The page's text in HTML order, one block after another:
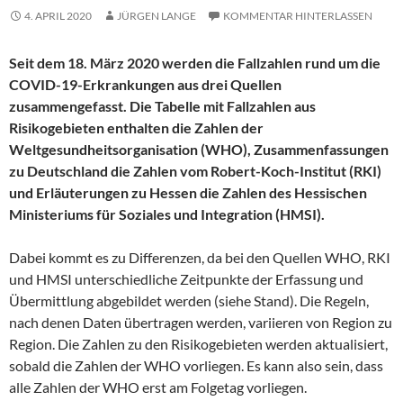
4. APRIL 2020 JÜRGEN LANGE KOMMENTAR HINTERLASSEN
Seit dem 18. März 2020 werden die Fallzahlen rund um die
COVID-19-Erkrankungen aus drei Quellen
zusammengefasst. Die Tabelle mit Fallzahlen aus
Risikogebieten enthalten die Zahlen der
Weltgesundheitsorganisation (WHO), Zusammenfassungen
zu Deutschland die Zahlen vom Robert-Koch-Institut (RKI)
und Erläuterungen zu Hessen die Zahlen des Hessischen
Ministeriums für Soziales und Integration (HMSI).
Dabei kommt es zu Differenzen, da bei den Quellen WHO, RKI
und HMSI unterschiedliche Zeitpunkte der Erfassung und
Übermittlung abgebildet werden (siehe Stand). Die Regeln,
nach denen Daten übertragen werden, variieren von Region zu
Region. Die Zahlen zu den Risikogebieten werden aktualisiert,
sobald die Zahlen der WHO vorliegen. Es kann also sein, dass
alle Zahlen der WHO erst am Folgetag vorliegen.